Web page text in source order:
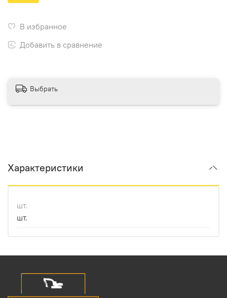
В избранное
Добавить в сравнение
Выбрать
Характеристики
шт.
шт.